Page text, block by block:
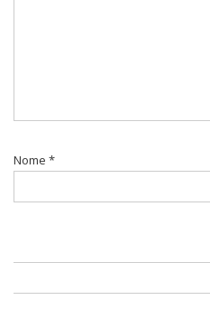
Nome *